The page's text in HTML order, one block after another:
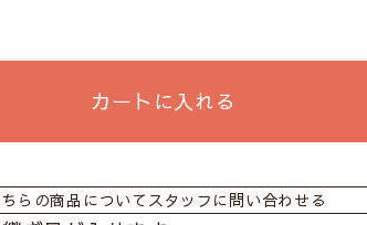
カートに入れる
ちらの商品についてスタッフに問い合わせる